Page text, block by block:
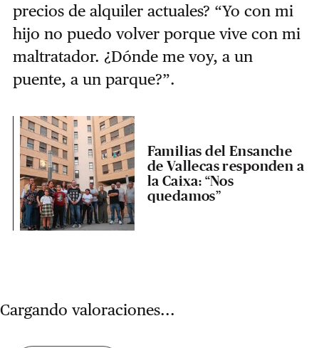
precios de alquiler actuales? “Yo con mi
hijo no puedo volver porque vive con mi
maltratador. ¿Dónde me voy, a un
puente, a un parque?”.
Familias del Ensanche
de Vallecas responden a
la Caixa: “Nos
quedamos”
Cargando valoraciones...